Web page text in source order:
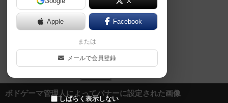
MIYON
0
鏡餅
ボドゲーマ管理人によってバナーに設定された画像
Apple Facebook
または
メールで会員登録
しばらく表示しない